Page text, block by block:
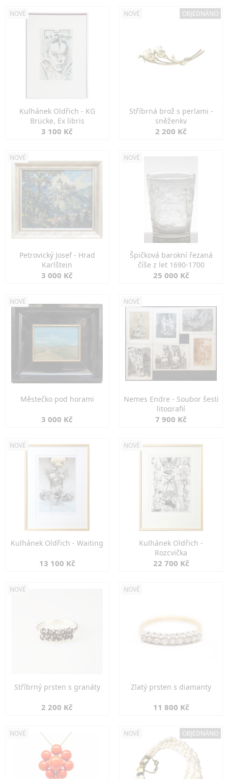
NOVÉ
Kulhánek Oldřich - KG
Brücke, Ex libris
3 100 Kč
NOVÉ OBJEDNÁNO
Stříbrná brož s perlami -
sněženky
2 200 Kč
NOVÉ
Petrovický Josef - Hrad
Karlštejn
3 000 Kč
NOVÉ
Špičková barokní řezaná
číše z let 1690-1700
25 000 Kč
NOVÉ
Městečko pod horami
3 000 Kč
NOVÉ
Nemes Endre - Soubor šesti
litografií
7 900 Kč
NOVÉ
Kulhánek Oldřich - Waiting
13 100 Kč
NOVÉ
Kulhánek Oldřich -
Rozcvička
22 700 Kč
NOVÉ
Stříbrný prsten s granáty
2 200 Kč
NOVÉ
Zlatý prsten s diamanty
11 800 Kč
NOVÉ NOVÉ OBJEDNÁNO